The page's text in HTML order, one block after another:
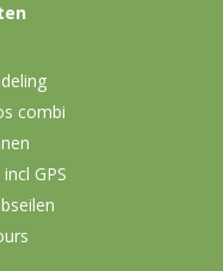
combi
GPS